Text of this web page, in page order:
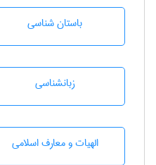
باستان شناسی
زبانشناسی
الهیات و معارف اسلامی